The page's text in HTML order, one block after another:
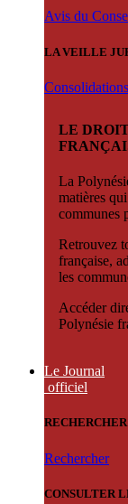
Avis du
LA VEILLE
Consolidations
LE
La
matières
communes
Retrouvez
française,
les
Accéder
Polynésie
Le Journal
officiel
Rechercher
CONSULTER